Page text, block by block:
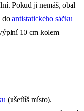
Pokud ji nemáš, obal
do antistatického sáčku
10 cm kolem.
(ušetříš místo).